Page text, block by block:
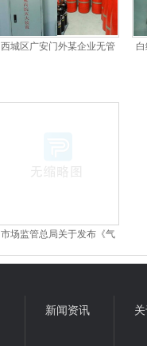
西城区广安门外某企业无管
市场监管总局关于发布《气
新闻资讯